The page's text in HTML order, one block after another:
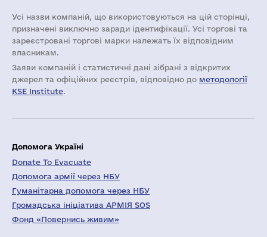
Усі назви компаній, що використовуються на цій сторінці,
призначені виключно заради ідентифікації. Усі торгові та
зареєстровані торгові марки належать їх відповідним
власникам.
Заяви компаній i статистичні дані зібрані з відкритих
джерел та офіційних реєстрів, відповідно до методології
KSE Institute.
Допомога Україні
Donate To Evacuate
Допомога армії через НБУ
Гуманітарна допомога через НБУ
Громадська ініціатива АРМІЯ SOS
Фонд «Повернись живим»